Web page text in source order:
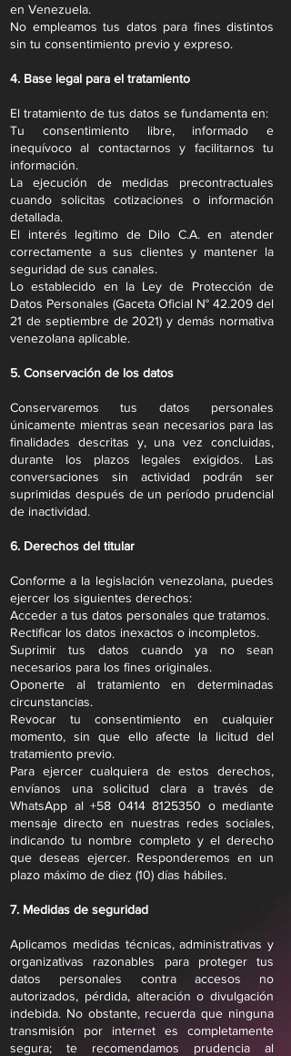
en Venezuela.
No empleamos tus datos para fines distintos
sin tu consentimiento previo y expreso.
4. Base legal para el tratamiento
El tratamiento de tus datos se fundamenta en:
Tu consentimiento libre, informado e
inequívoco al contactarnos y facilitarnos tu
información.
La ejecución de medidas precontractuales
cuando solicitas cotizaciones o información
detallada.
El interés legítimo de Dilo C.A. en atender
correctamente a sus clientes y mantener la
seguridad de sus canales.
Lo establecido en la Ley de Protección de
Datos Personales (Gaceta Oficial N° 42.209 del
21 de septiembre de 2021) y demás normativa
venezolana aplicable.
5. Conservación de los datos
Conservaremos tus datos personales
únicamente mientras sean necesarios para las
finalidades descritas y, una vez concluidas,
durante los plazos legales exigidos. Las
conversaciones sin actividad podrán ser
suprimidas después de un período prudencial
de inactividad.
6. Derechos del titular
Conforme a la legislación venezolana, puedes
ejercer los siguientes derechos:
Acceder a tus datos personales que tratamos.
Rectificar los datos inexactos o incompletos.
Suprimir tus datos cuando ya no sean
necesarios para los fines originales.
Oponerte al tratamiento en determinadas
circunstancias.
Revocar tu consentimiento en cualquier
momento, sin que ello afecte la licitud del
tratamiento previo.
Para ejercer cualquiera de estos derechos,
envíanos una solicitud clara a través de
WhatsApp al +58 0414 8125350 o mediante
mensaje directo en nuestras redes sociales,
indicando tu nombre completo y el derecho
que deseas ejercer. Responderemos en un
plazo máximo de diez (10) días hábiles.
7. Medidas de seguridad
Aplicamos medidas técnicas, administrativas y
organizativas razonables para proteger tus
datos personales contra accesos no
autorizados, pérdida, alteración o divulgación
indebida. No obstante, recuerda que ninguna
transmisión por internet es completamente
segura; te recomendamos prudencia al